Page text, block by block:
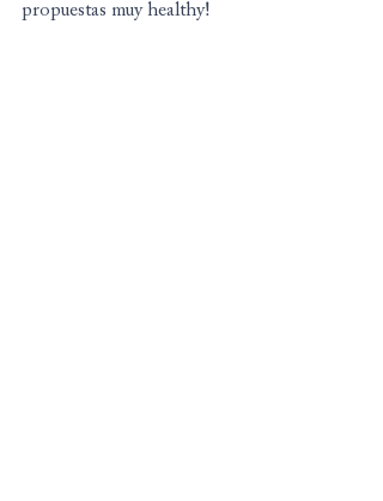
propuestas muy healthy!